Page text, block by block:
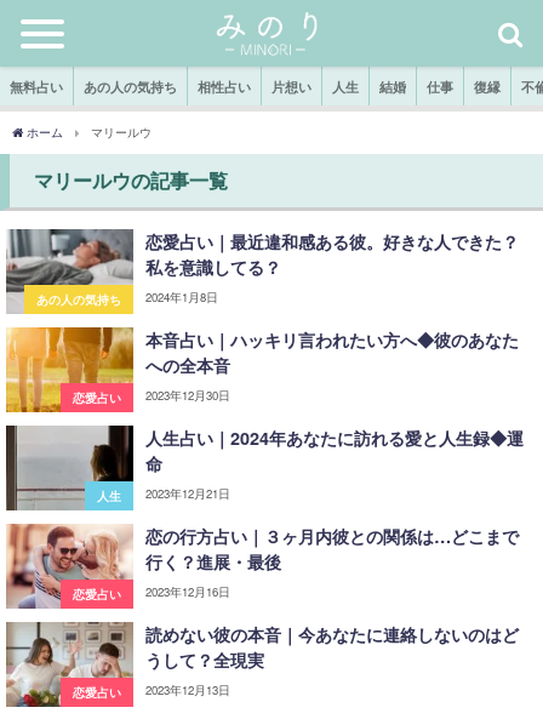
無料占い あの人の気持ち 相性占い 片想い 人生 結婚 仕事 復縁 不
ホーム マリールウ
マリールウの記事一覧
あの人の気持ち
恋愛占い｜最近違和感ある彼。好きな人できた？
私を意識してる？
2024年1月8日
恋愛占い
本音占い｜ハッキリ言われたい方へ◆彼のあなた
への全本音
2023年12月30日
人生
人生占い｜2024年あなたに訪れる愛と人生録◆運
命
2023年12月21日
恋愛占い
恋の行方占い｜３ヶ月内彼との関係は…どこまで
行く？進展・最後
2023年12月16日
恋愛占い
読めない彼の本音｜今あなたに連絡しないのはど
うして？全現実
2023年12月13日